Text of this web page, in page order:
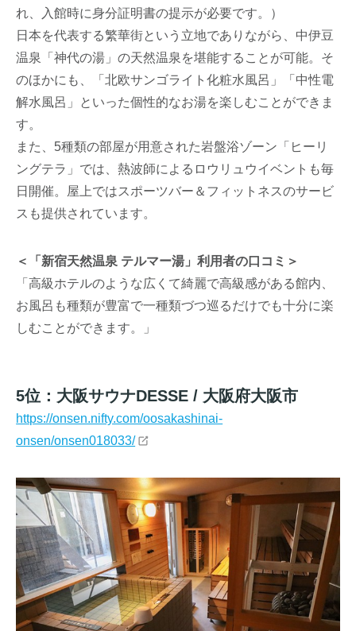
れ、入館時に身分証明書の提示が必要です。）
日本を代表する繁華街という立地でありながら、中伊豆
温泉「神代の湯」の天然温泉を堪能することが可能。そ
のほかにも、「北欧サンゴライト化粧水風呂」「中性電
解水風呂」といった個性的なお湯を楽しむことができま
す。
また、5種類の部屋が用意された岩盤浴ゾーン「ヒーリ
ングテラ」では、熱波師によるロウリュウイベントも毎
日開催。屋上ではスポーツバー＆フィットネスのサービ
スも提供されています。
＜「新宿天然温泉 テルマー湯」利用者の口コミ＞
「高級ホテルのような広くて綺麗で高級感がある館内、
お風呂も種類が豊富で一種類づつ巡るだけでも十分に楽
しむことができます。」
5位：大阪サウナDESSE / 大阪府大阪市
https://onsen.nifty.com/oosakashinai-
onsen/onsen018033/